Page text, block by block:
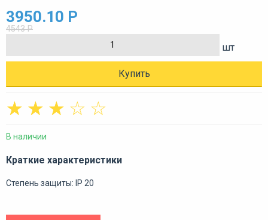
3950.10 Р
4543 Р
шт
Купить
☆
☆
☆
☆
☆
В наличии
Краткие характеристики
Степень защиты: IP 20